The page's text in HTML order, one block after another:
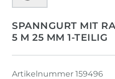
SPANNGURT MIT
5 M 25 MM 1-TEILIG
Artikelnummer 159496